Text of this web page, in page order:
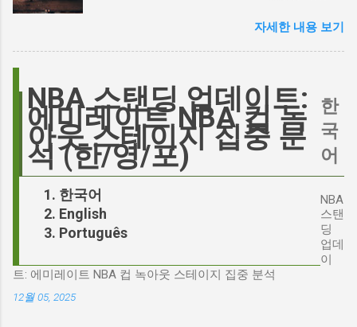
한 비판에 대해 "기다려 보세요. 믿으세요. 분명
의 이미지가 원작과 부합하는지 여부를 넘어, 우
리가 '히스클리프'라는 인물에게 기대하는 바가
무엇인지, 그리고 배우가 그 기대를 어떻게 충족
시킬 수 있는지에 대한 근본적인 질문을 던집니
다. 다니엘 데이 루이스, '진정성'의 대명사 이 지
점에서 다니엘 데이 루이스의 이름이 등장하는
것은 결코 우연이 아닙니다. 그는 '메소드 연
기'의 극한을 보여주는 배우로서, 맡는 역할마다
완벽하게 몰입하여 실제 인물과 구분이 어려울
정도의 연기를 선보였습니다. <나의 왼발>에서
연결고리 오늘의 구글 트렌드 인기 검색어 'jd'는
단순히 두 글자의 약자가 아닙니다. 최근 미국
'Signalgate' 스캔들과 깊숙이 연결되어 있습니
다. 폭스뉴스 진행자 피트 헤게세스(Pete
Hegseth)를 중심으로 벌어진 이 스캔들은 예상
치 못한 인물, JD 밴스(JD Vance)의 이름까지 소
환하며 파장을 일으키고 있습니다. 왜 'jd'가 갑자
들이 어떻게 얽혀있는 것일까요? 최대100%세일
오늘의 특가 'Signalgate' 스캔들: 피트 헤게세스
의 그림자 먼저 'Signalgate' 스캔들의 핵심 인물
인 피트 헤게세스부터 살펴봐야 합니다. 최근 공
개된 국방부 감사 보고서에 따르면, 헤게세스는
자세한 내용 보기
NBA 스탠딩 업데이트:
에미레이트 NBA 컵 녹
아웃 스테이지 집중 분
석 (한/영/포)
한국어
English
Português
한
국
어
NBA
스탠
딩
업데
이
트: 에미레이트 NBA 컵 녹아웃 스테이지 집중 분석
12월 05, 2025